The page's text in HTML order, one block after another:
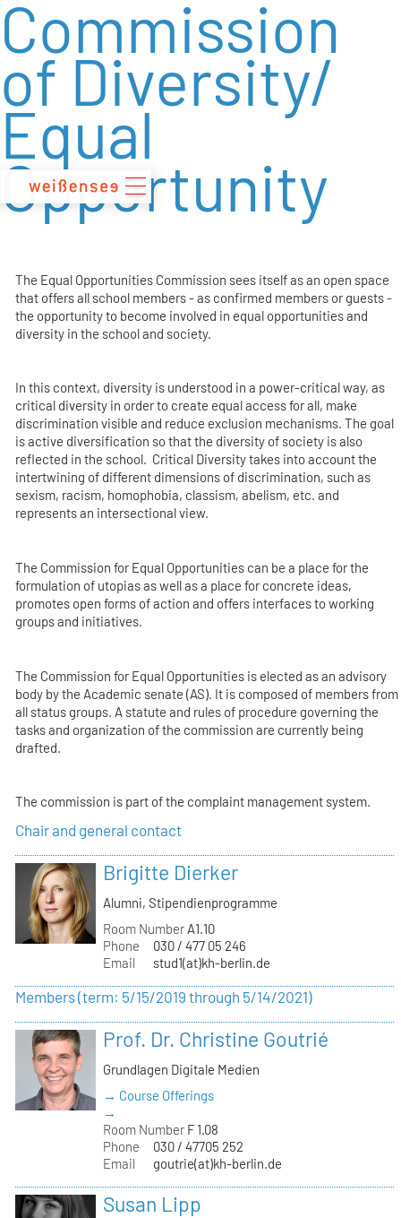
zum
Inhalt
Commission
of Diversity/
Equal
Opportunity
The Equal Opportunities Commission sees itself as an open space
that offers all school members - as confirmed members or guests -
the opportunity to become involved in equal opportunities and
diversity in the school and society.
In this context, diversity is understood in a power-critical way, as
critical diversity in order to create equal access for all, make
discrimination visible and reduce exclusion mechanisms. The goal
is active diversification so that the diversity of society is also
reflected in the school. Critical Diversity takes into account the
intertwining of different dimensions of discrimination, such as
sexism, racism, homophobia, classism, abelism, etc. and
represents an intersectional view.
The Commission for Equal Opportunities can be a place for the
formulation of utopias as well as a place for concrete ideas,
promotes open forms of action and offers interfaces to working
groups and initiatives.
The Commission for Equal Opportunities is elected as an advisory
body by the Academic senate (AS). It is composed of members from
all status groups. A statute and rules of procedure governing the
tasks and organization of the commission are currently being
drafted.
The commission is part of the complaint management system.
Chair and general contact
Brigitte Dierker
Alumni, Stipendienprogramme
Room Number A1.10
Phone
030 / 477 05 246
Email
stud1(at)kh-berlin.de
Members (term: 5/15/2019 through 5/14/2021)
Prof. Dr. Christine Goutrié
Grundlagen Digitale Medien
→ Course Offerings
→
Room Number F 1.08
Phone
030 / 47705 252
Email
goutrie(at)kh-berlin.de
Susan Lipp